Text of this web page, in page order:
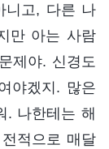
니고, 다른 나
만 아는 사람
제야. 신경도
야겠지. 많은
. 나한테는 해
적으로 매달